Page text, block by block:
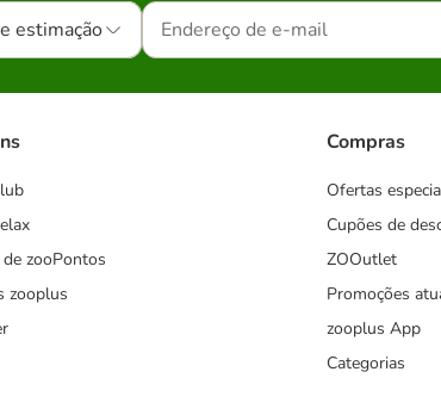
estimação
zooPontos
zooplus
Compras
Ofertas
Cupões de
ZOOutlet
Promoções
zooplus App
Categorias